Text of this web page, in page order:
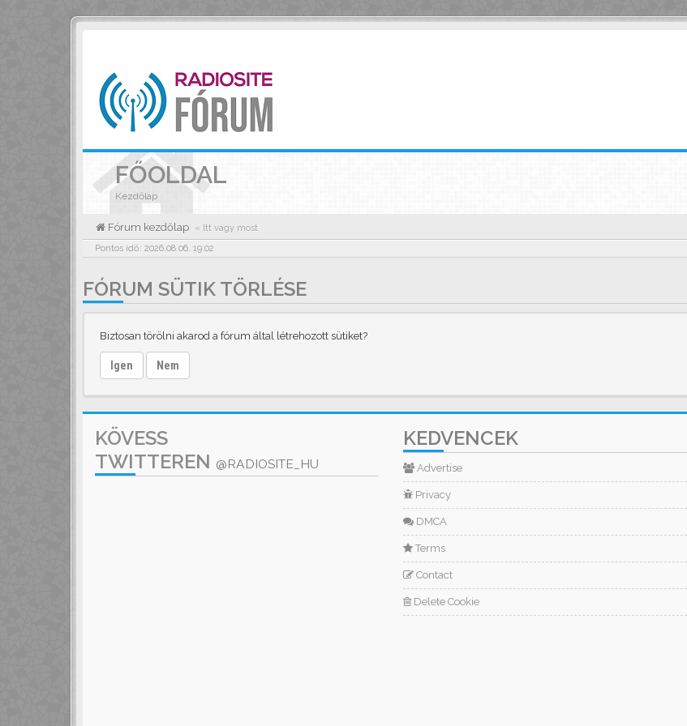
FŐOLDAL
Kezdőlap
Fórum kezdőlap « Itt vagy most
Pontos idő: 2026.08.06. 19:02
FÓRUM SÜTIK TÖRLÉSE
Biztosan törölni akarod a fórum által létrehozott sütiket?
Igen Nem
KÖVESS
TWITTEREN @RADIOSITE_HU
KEDVENCEK
Advertise
Privacy
DMCA
Terms
Contact
Delete Cookie